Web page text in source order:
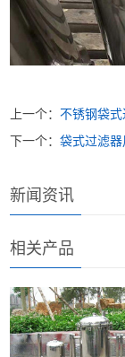
上一个：不锈钢袋式
下一个：袋式过滤器
新闻资讯
相关产品